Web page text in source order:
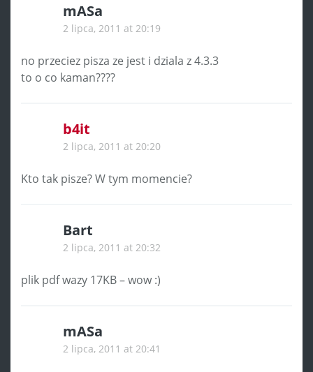
mASa
2 lipca, 2011 at 20:19
no przeciez pisza ze jest i dziala z 4.3.3
to o co kaman????
b4it
2 lipca, 2011 at 20:20
Kto tak pisze? W tym momencie?
Bart
2 lipca, 2011 at 20:32
plik pdf wazy 17KB – wow :)
mASa
2 lipca, 2011 at 20:41